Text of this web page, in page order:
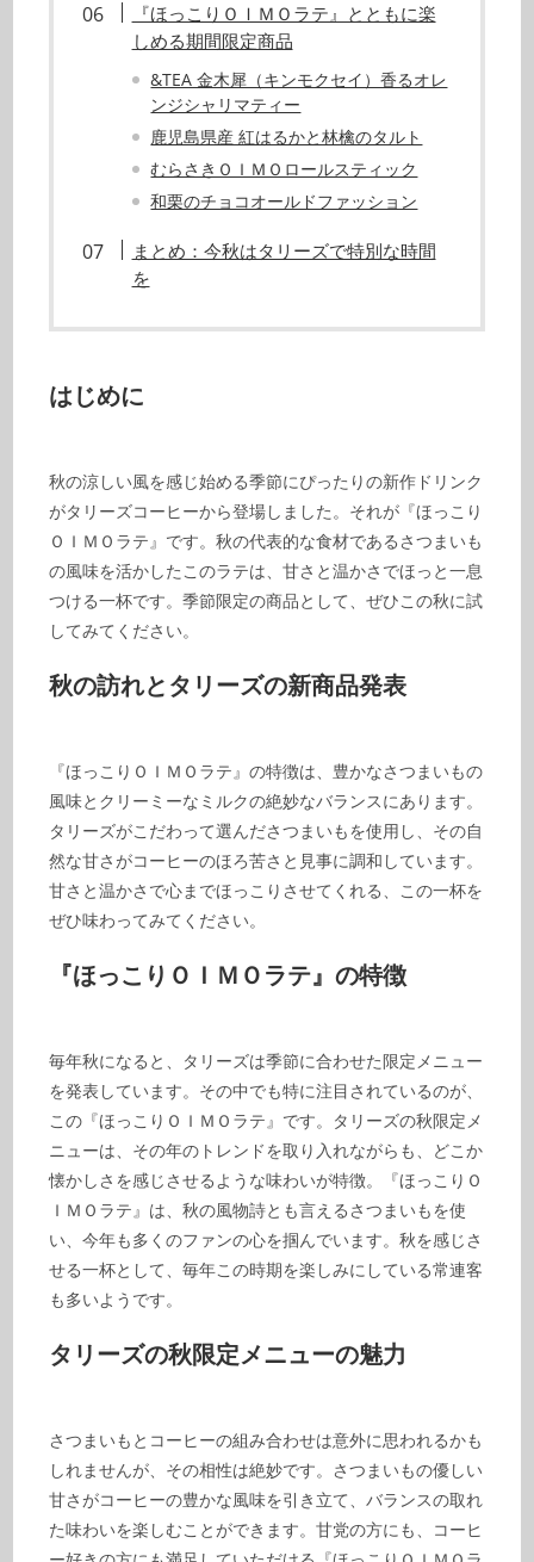
『ほっこりＯＩＭＯラテ』とともに楽
しめる期間限定商品
&TEA 金木犀（キンモクセイ）香るオレ
ンジシャリマティー
鹿児島県産 紅はるかと林檎のタルト
むらさきＯＩＭＯロールスティック
和栗のチョコオールドファッション
まとめ：今秋はタリーズで特別な時間
を
はじめに
秋の涼しい風を感じ始める季節にぴったりの新作ドリンク
がタリーズコーヒーから登場しました。それが『ほっこり
ＯＩＭＯラテ』です。秋の代表的な食材であるさつまいも
の風味を活かしたこのラテは、甘さと温かさでほっと一息
つける一杯です。季節限定の商品として、ぜひこの秋に試
してみてください。
秋の訪れとタリーズの新商品発表
『ほっこりＯＩＭＯラテ』の特徴は、豊かなさつまいもの
風味とクリーミーなミルクの絶妙なバランスにあります。
タリーズがこだわって選んださつまいもを使用し、その自
然な甘さがコーヒーのほろ苦さと見事に調和しています。
甘さと温かさで心までほっこりさせてくれる、この一杯を
ぜひ味わってみてください。
『ほっこりＯＩＭＯラテ』の特徴
毎年秋になると、タリーズは季節に合わせた限定メニュー
を発表しています。その中でも特に注目されているのが、
この『ほっこりＯＩＭＯラテ』です。タリーズの秋限定メ
ニューは、その年のトレンドを取り入れながらも、どこか
懐かしさを感じさせるような味わいが特徴。『ほっこりＯ
ＩＭＯラテ』は、秋の風物詩とも言えるさつまいもを使
い、今年も多くのファンの心を掴んでいます。秋を感じさ
せる一杯として、毎年この時期を楽しみにしている常連客
も多いようです。
タリーズの秋限定メニューの魅力
さつまいもとコーヒーの組み合わせは意外に思われるかも
しれませんが、その相性は絶妙です。さつまいもの優しい
甘さがコーヒーの豊かな風味を引き立て、バランスの取れ
た味わいを楽しむことができます。甘党の方にも、コーヒ